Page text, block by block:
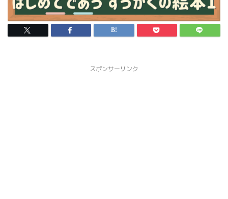
スポンサーリンク